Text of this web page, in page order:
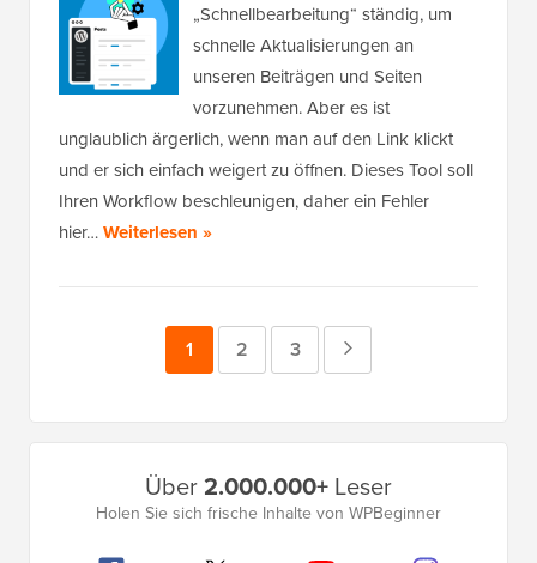
„Schnellbearbeitung“ ständig, um
schnelle Aktualisierungen an
unseren Beiträgen und Seiten
vorzunehmen. Aber es ist
unglaublich ärgerlich, wenn man auf den Link klickt
und er sich einfach weigert zu öffnen. Dieses Tool soll
Ihren Workflow beschleunigen, daher ein Fehler
hier…Weiterlesen »
Seite
1 Seite
2 Seite
3
Seitenleistenmenü
Über2.000.000+ Leser
Holen Sie sich frische Inhalte von WPBeginner